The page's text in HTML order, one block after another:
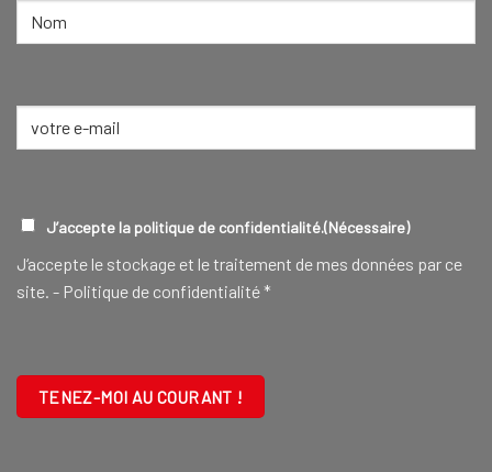
NOM
RGPD(NÉCESSAIRE)
J’accepte la politique de confidentialité.(Nécessaire)
J‘accepte le stockage et le traitement de mes données par ce
site. - Politique de confidentialité*